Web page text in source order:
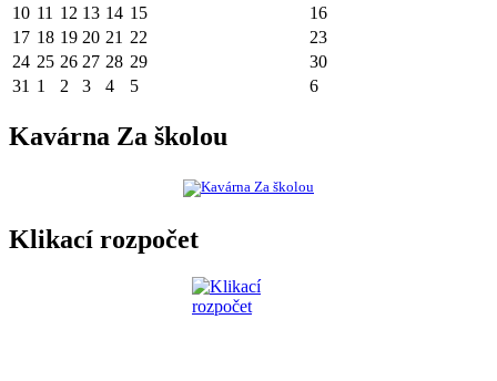
10 11 12 13 14 15
16
17 18 19 20 21 22
23
24 25 26 27 28 29
30
31 1 2 3 4 5 6
Kavárna Za školou
Klikací rozpočet